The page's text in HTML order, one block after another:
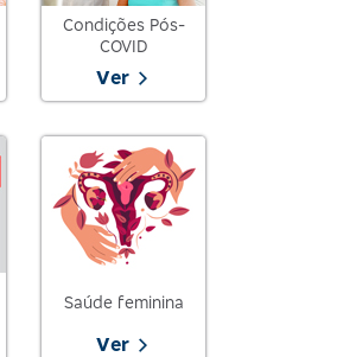
Condições Pós-
COVID
Ver
Saúde feminina
Ver